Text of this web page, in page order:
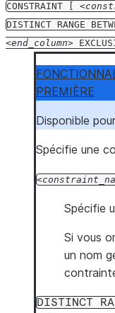
CONSTRAINT
DISTINCT RANGE
end_column
PREMIÈRE
Disponible
Spécifie une
Spécifie
Si vous
un nom
DISTINCT